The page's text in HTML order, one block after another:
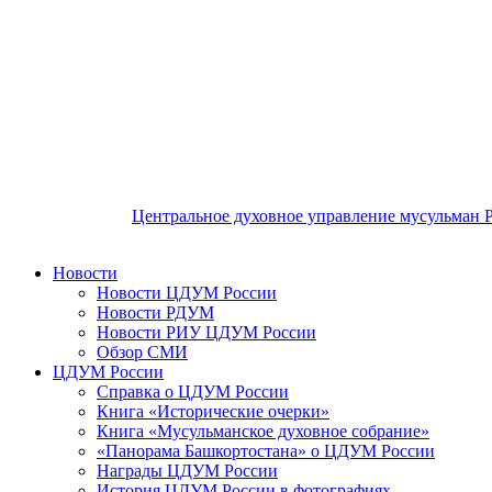
Центральное духовное управление мусульман
Новости
Новости ЦДУМ России
Новости РДУМ
Новости РИУ ЦДУМ России
Обзор СМИ
ЦДУМ России
Справка о ЦДУМ России
Книга «Исторические очерки»
Книга «Мусульманское духовное собрание»
«Панорама Башкортостана» о ЦДУМ России
Награды ЦДУМ России